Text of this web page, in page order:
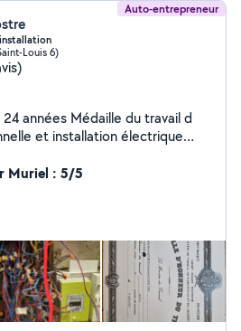
Auto-entrepreneur
Louis 6)
du travail d
et installation électrique
ext! Vérification de la terre
avec appareil de mesure
380volts
J/N 220 volt et 380 volt
bain Assurance
Muriel : 5/5